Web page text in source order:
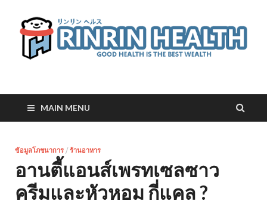
RinRin Health
MAIN MENU
ข้อมูลโภชนาการ / ร้านอาหาร
อานตี้แอนส์เพรทเซลซาว
ครีมและหัวหอม กี่แคล ?